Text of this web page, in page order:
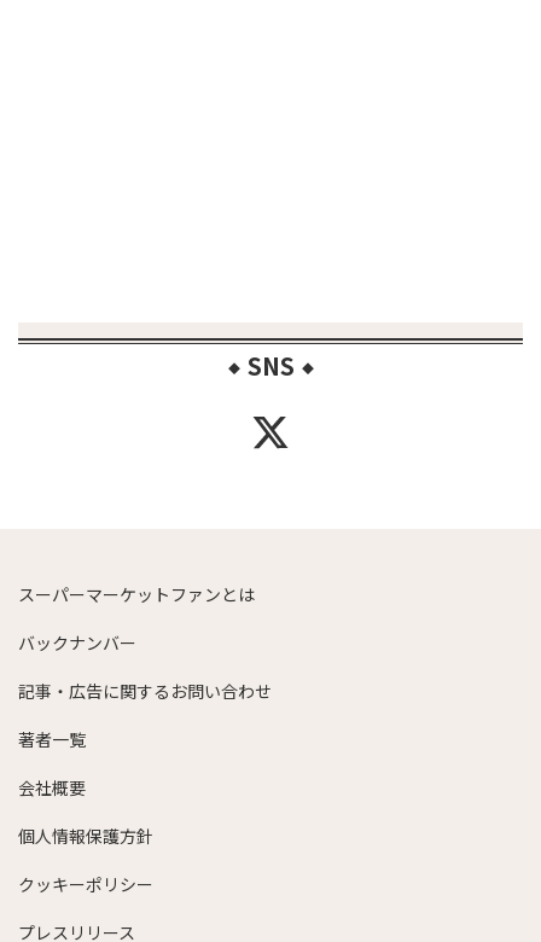
◆ SNS ◆
スーパーマーケットファンとは
バックナンバー
記事・広告に関するお問い合わせ
著者一覧
会社概要
個人情報保護方針
クッキーポリシー
プレスリリース